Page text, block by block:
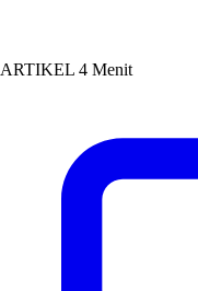
ARTIKEL 4 Menit